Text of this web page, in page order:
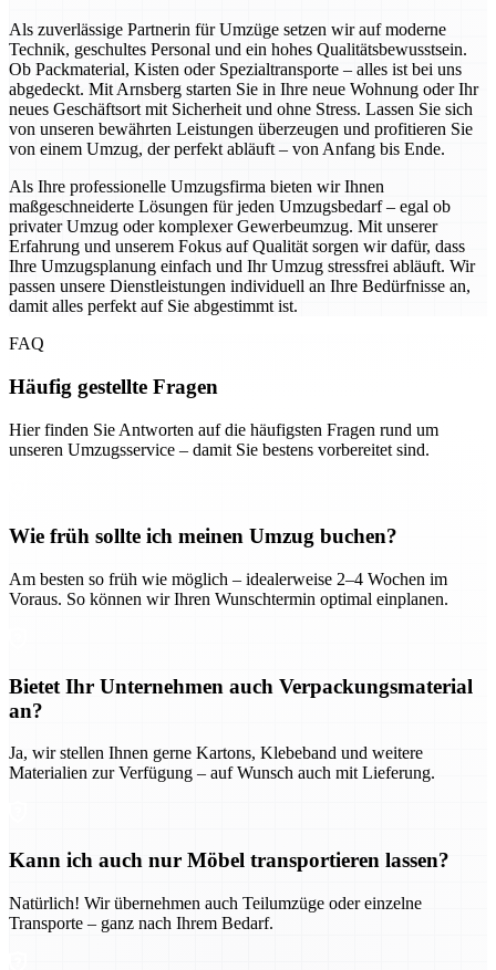
Als zuverlässige Partnerin für Umzüge setzen wir auf moderne
Technik, geschultes Personal und ein hohes Qualitätsbewusstsein.
Ob Packmaterial, Kisten oder Spezialtransporte – alles ist bei uns
abgedeckt. Mit Arnsberg starten Sie in Ihre neue Wohnung oder Ihr
neues Geschäftsort mit Sicherheit und ohne Stress. Lassen Sie sich
von unseren bewährten Leistungen überzeugen und profitieren Sie
von einem Umzug, der perfekt abläuft – von Anfang bis Ende.
Als Ihre professionelle Umzugsfirma bieten wir Ihnen
maßgeschneiderte Lösungen für jeden Umzugsbedarf – egal ob
privater Umzug oder komplexer Gewerbeumzug. Mit unserer
Erfahrung und unserem Fokus auf Qualität sorgen wir dafür, dass
Ihre Umzugsplanung einfach und Ihr Umzug stressfrei abläuft. Wir
passen unsere Dienstleistungen individuell an Ihre Bedürfnisse an,
damit alles perfekt auf Sie abgestimmt ist.
FAQ
Häufig gestellte Fragen
Hier finden Sie Antworten auf die häufigsten Fragen rund um
unseren Umzugsservice – damit Sie bestens vorbereitet sind.
Wie früh sollte ich meinen Umzug buchen?
Am besten so früh wie möglich – idealerweise 2–4 Wochen im
Voraus. So können wir Ihren Wunschtermin optimal einplanen.
Bietet Ihr Unternehmen auch Verpackungsmaterial
an?
Ja, wir stellen Ihnen gerne Kartons, Klebeband und weitere
Materialien zur Verfügung – auf Wunsch auch mit Lieferung.
Kann ich auch nur Möbel transportieren lassen?
Natürlich! Wir übernehmen auch Teilumzüge oder einzelne
Transporte – ganz nach Ihrem Bedarf.